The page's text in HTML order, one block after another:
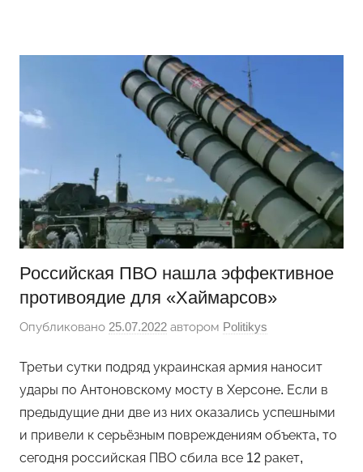
содержимому
Российская ПВО нашла эффективное
противоядие для «Хаймарсов»
Опубликовано 25.07.2022 автором Politikys
Третьи сутки подряд украинская армия наносит
удары по Антоновскому мосту в Херсоне. Если в
предыдущие дни две из них оказались успешными
и привели к серьёзным повреждениям объекта, то
сегодня российская ПВО сбила все 12 ракет,